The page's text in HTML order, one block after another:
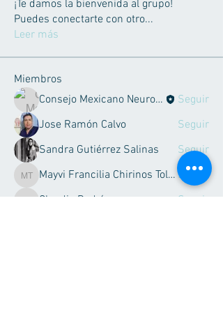
¡Te damos la bienvenida al grupo!
Puedes conectarte con otro...
Leer más
Miembros
Consejo Mexicano Neurociencias
Seguir
Jose Ramón Calvo
Seguir
Sandra Gutiérrez Salinas
Seguir
Mayvi Francilia Chirinos Toledo Mayvi Francilia Chirinos Toledo Seguir
Claudia Rodríguez
Seguir